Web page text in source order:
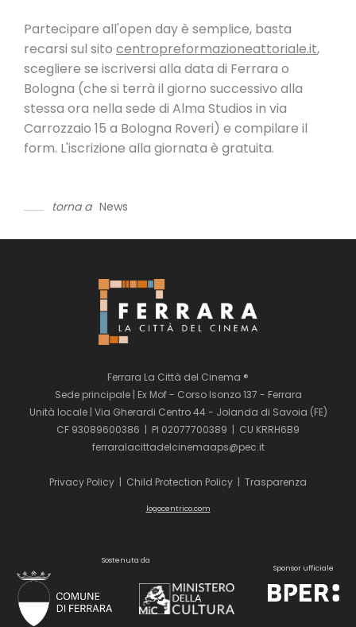
Partecipare all'open day è semplice, basta
recarsi sul sito centropreformazioneattoriale.it,
scegliere se iscriversi alla data di Ferrara o
Bologna (che si terrà il giorno successivo alla
stessa ora nella sede di Alma Studios in via
Carrozzaio 15 a Bologna Roveri) e compilare il
form. L'iscrizione alla giornata è gratuita.
torna a News
Ferrara La Città del Cinema ®
Sede principale | Ex Mof - Corso Isonzo 137 - Ferrara
Unità locale | Via Gherardi Centro 44 - Jolanda di Savoia (FE)
CF 93089600386 | PI 02077700389 | CU KRRH6B9
ferraralacittadelcinemaaps@pec.it
Privacy Policy | Child Protection Policy | Trasparenza
logocentrico.com
Sostenuta da
Sponsor ufficiale